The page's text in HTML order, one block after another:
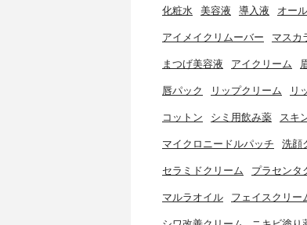
化粧水 美容液 導入液 オー
アイメイクリムーバー マスカ
まつげ美容液 アイクリーム
唇パック リップクリーム リ
コットン シミ用飲み薬 スキ
マイクロニードルパッチ 洗顔
セラミドクリーム プラセンタ
マルラオイル フェイスクリー